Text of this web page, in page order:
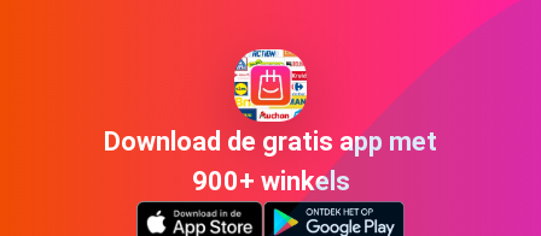
Download de gratis app met
900+ winkels